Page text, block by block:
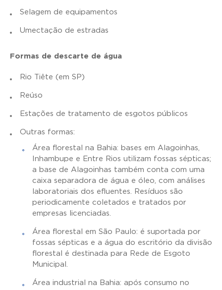
Selagem de equipamentos
Umectação de estradas
Formas de descarte de água
Rio Tiête (em SP)
Reúso
Estações de tratamento de esgotos públicos
Outras formas:
Área florestal na Bahia: bases em Alagoinhas,
Inhambupe e Entre Rios utilizam fossas sépticas;
a base de Alagoinhas também conta com uma
caixa separadora de água e óleo, com análises
laboratoriais dos efluentes. Resíduos são
periodicamente coletados e tratados por
empresas licenciadas.
Área florestal em São Paulo: é suportada por
fossas sépticas e a água do escritório da divisão
florestal é destinada para Rede de Esgoto
Municipal.
Área industrial na Bahia: após consumo no